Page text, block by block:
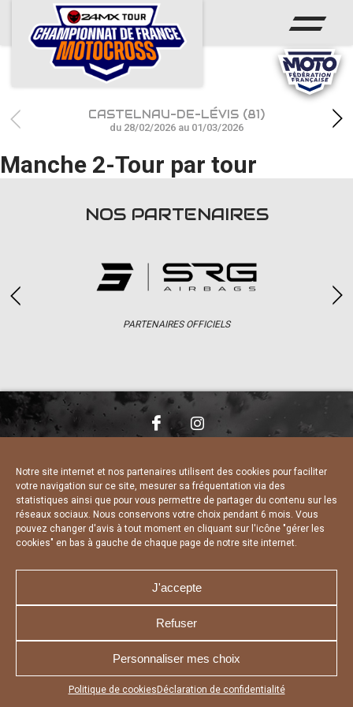
Notre site internet et nos partenaires utilisent des cookies pour faciliter
votre navigation sur ce site, mesurer sa fréquentation via des
statistiques ainsi que pour vous permettre de partager du contenu sur les
réseaux sociaux. Nous conservons votre choix pendant 6 mois. Vous
pouvez changer d'avis à tout moment en cliquant sur l'icône "gérer les
cookies" en bas à gauche de chaque page de notre site internet.
J'accepte
Refuser
Personnaliser mes choix
Politique de cookies Déclaration de confidentialité
Appuyez sur le bouton partager en bas de votre
ACCUEIL
ACTUS
CALENDRIER
RÉSULTATS
PHOTOS / WEB TV
CASTELNAU-DE-LÉVIS (81)
du 28/02/2026 au 01/03/2026
Manche 2-Tour par tour
NOS PARTENAIRES
PARTENAIRES OFFICIELS
CHARTE DE CONFIDENTIALITÉ
DÉCLARATION DE CONFIDENTIALITÉ
POLITIQUE D’UTILISATION DES COOKIES
RÉALISÉ PAR L’AGENCE WEB A3 WEB